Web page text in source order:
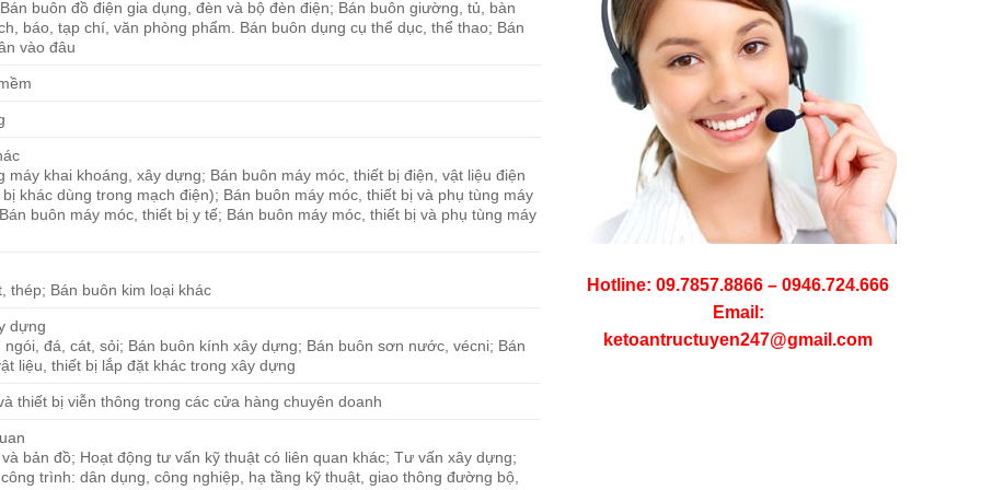
buôn đồ điện gia dụng, đèn và bộ đèn điện; Bán buôn giường, tủ, bàn
báo, tạp chí, văn phòng phẩm. Bán buôn dụng cụ thể dục, thể thao; Bán
vào đâu
khai khoáng, xây dựng; Bán buôn máy móc, thiết bị điện, vật liệu điện
khác dùng trong mạch điện); Bán buôn máy móc, thiết bị và phụ tùng máy
buôn máy móc, thiết bị y tế; Bán buôn máy móc, thiết bị và phụ tùng máy
thép; Bán buôn kim loại khác
dựng
đá, cát, sỏi; Bán buôn kính xây dựng; Bán buôn sơn nước, vécni; Bán
liệu, thiết bị lắp đặt khác trong xây dựng
thiết bị viễn thông trong các cửa hàng chuyên doanh
bản đồ; Hoạt động tư vấn kỹ thuật có liên quan khác; Tư vấn xây dựng;
trình: dân dụng, công nghiệp, hạ tầng kỹ thuật, giao thông đường bộ,
Hotline: 09.7857.8866 – 0946.724.666
Email:
ketoantructuyen247@gmail.com